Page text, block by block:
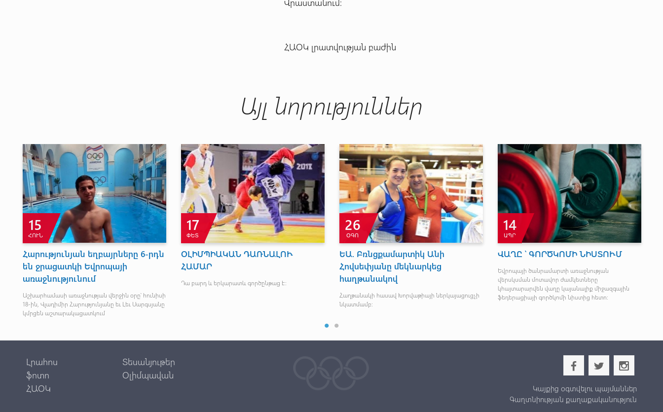
Վրաստանում:
ՀԱՕԿ լրատվության բաժին
Այլ նորություններ
10
ԵԱ. Վարդան Բայանդուրյանին
չհաջողվեց դուրս գալ
եզրափակից
Լավագույն 12 ջրացտակորդները մասնակցեցին
եզրափակչին։
23
ԴԵԿ
ՇԱՆԹԸ ԵՐԿՐՈՐԴՆ Է
Հայ շախմատիստը գրավեց երկրորդ պատվավոր
տեղը:
7
ՄԱՐ
IWF – Ն ՎՍՏԱՀ Է
Անտոնիո Ուրսոն եվրոպացի գործընկերներին
առաջիկա մրցումներում մաղթել է
13
ՄԱՐ
Մեկնարկեց սպորտային
մարմնամարզության
Հայաստանի
Առաջնության առաջին օրը հայտնի
Լրահոս
Տեսանյութեր
ֆոտո
Օլիմպավան
ՀԱՕԿ
b a x
Կայքից օգտվելու պայմաններ
Գաղտնիության քաղաքականություն